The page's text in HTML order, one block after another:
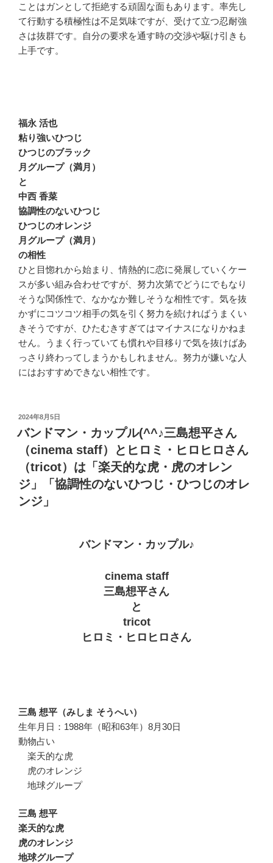
ことはガンとして拒絶する頑固な面もあります。率先し
て行動する積極性は不足気味ですが、受けて立つ忍耐強
さは抜群です。自分の要求を通す時の交渉や駆け引きも
上手です。
福永 活也
粘り強いひつじ
ひつじのブラック
月グループ（満月）
と
中西 香菜
協調性のないひつじ
ひつじのオレンジ
月グループ（満月）
の相性
ひと目惚れから始まり、情熱的に恋に発展していくケー
スが多い組み合わせですが、努力次第でどうにでもなり
そうな関係性で、なかなか難しそうな相性です。気を抜
かずにコツコツ相手の気を引く努力を続ければうまくい
きそうですが、ひたむきすぎてはマイナスになりかねま
せん。うまく行っていても慣れや目移りで気を抜けばあ
っさり終わってしまうかもしれません。努力が嫌いな人
にはおすすめできない相性です。
投
日:
2024年8月5日
バンドマン・カップル(^^♪三島想平さん
（cinema staff）とヒロミ・ヒロヒロさん
（tricot）は「楽天的な虎・虎のオレン
ジ」「協調性のないひつじ・ひつじのオレ
ンジ」
バンドマン・カップル♪
cinema staff
三島想平さん
と
tricot
ヒロミ・ヒロヒロさん
三島 想平（みしま そうへい）
生年月日：1988年（昭和63年）8月30日
動物占い
楽天的な虎
虎のオレンジ
地球グループ
三島 想平
楽天的な虎
虎のオレンジ
地球グループ